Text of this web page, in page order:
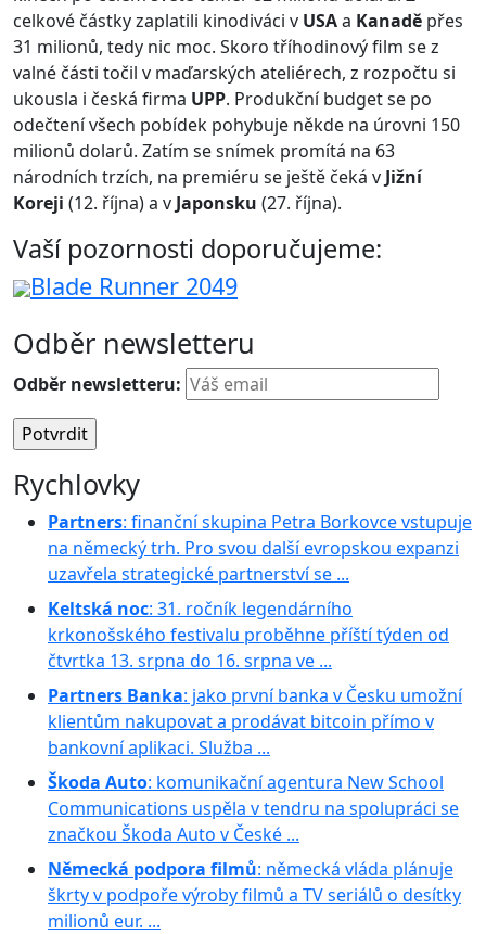
celkové částky zaplatili kinodiváci v USAa Kanadě přes
31 milionů, tedy nic moc. Skoro tříhodinový film se z
valné části točil v maďarských ateliérech, z rozpočtu si
ukousla i česká firma UPP. Produkční budget se po
odečtení všech pobídek pohybuje někde na úrovni 150
milionů dolarů. Zatím se snímek promítá na 63
národních trzích, na premiéru se ještě čeká v Jižní
Koreji (12. října) a v Japonsku (27. října).
Vaší pozornosti doporučujeme:
Blade Runner 2049
Odběr newsletteru
Odběr newsletteru:
Rychlovky
Partners: finanční skupina Petra Borkovce vstupuje
na německý trh. Pro svou další evropskou expanzi
uzavřela strategické partnerství se ...
Keltská noc: 31. ročník legendárního
krkonošského festivalu proběhne příští týden od
čtvrtka 13. srpna do 16. srpna ve ...
Partners Banka: jako první banka v Česku umožní
klientům nakupovat a prodávat bitcoin přímo v
bankovní aplikaci. Služba ...
Škoda Auto: komunikační agentura New School
Communications uspěla v tendru na spolupráci se
značkou Škoda Auto v České ...
Německá podpora filmů: německá vláda plánuje
škrty v podpoře výroby filmů a TV seriálů o desítky
milionů eur. ...